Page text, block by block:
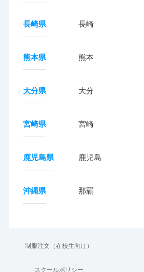
長崎県 長崎
熊本県 熊本
大分県 大分
宮崎県 宮崎
鹿児島県 鹿児島
沖縄県 那覇
制服注文（在校生向け）
スクールポリシー